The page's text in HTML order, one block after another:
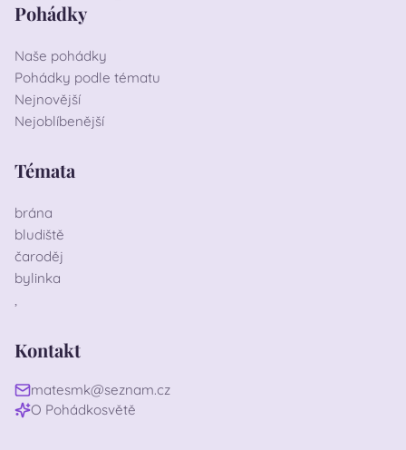
Pohádky
Naše pohádky
Pohádky podle tématu
Nejnovější
Nejoblíbenější
Témata
brána
bludiště
čaroděj
bylinka
Kontakt
matesmk@seznam.cz
O Pohádkosvětě